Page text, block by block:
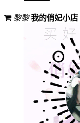
黎黎 我的俏妃小店